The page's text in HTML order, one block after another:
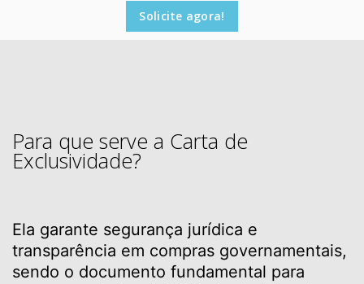
Solicite agora!
Para que serve a Carta de
Exclusividade?
Ela garante segurança jurídica e
transparência em compras governamentais,
sendo o documento fundamental para